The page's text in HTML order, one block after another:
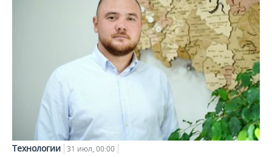
Технологии 31 июл, 00:00